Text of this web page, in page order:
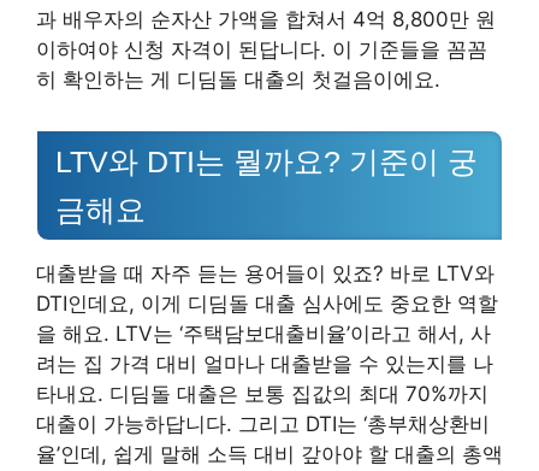
과 배우자의 순자산 가액을 합쳐서 4억 8,800만 원
이하여야 신청 자격이 된답니다. 이 기준들을 꼼꼼
히 확인하는 게 디딤돌 대출의 첫걸음이에요.
LTV와 DTI는 뭘까요? 기준이 궁
금해요
대출받을 때 자주 듣는 용어들이 있죠? 바로 LTV와
DTI인데요, 이게 디딤돌 대출 심사에도 중요한 역할
을 해요. LTV는 ‘주택담보대출비율’이라고 해서, 사
려는 집 가격 대비 얼마나 대출받을 수 있는지를 나
타내요. 디딤돌 대출은 보통 집값의 최대 70%까지
대출이 가능하답니다. 그리고 DTI는 ‘총부채상환비
율’인데, 쉽게 말해 소득 대비 갚아야 할 대출의 총액